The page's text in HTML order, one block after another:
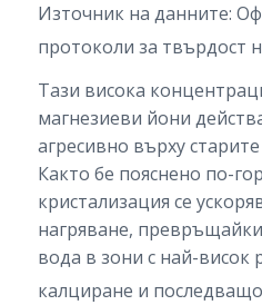
Източник на данните:
протоколи за твърдост
Тази висока
магнезиеви йони
агресивно върху
Както бе пояснено по-
кристализация се
нагряване,
вода в зони с най-висок
калциране и